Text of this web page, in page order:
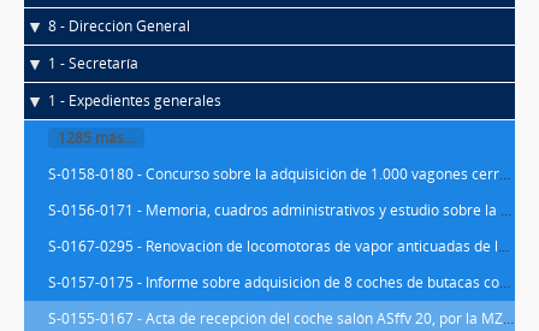
8 - Dirección General
1 - Secretaría
1 - Expedientes generales
1285 más...
S-0158-0180 - Concurso sobre la adquisición de 1.000 vagones cerrados de la serie J y 50 de la serie F para el transporte de fruta y pescado
S-0156-0171 - Memoria, cuadros administrativos y estudio sobre la adquisición de coches, vagones y furgones para ambas redes de la Compañía MZA
S-0167-0295 - Renovación de locomotoras de vapor anticuadas de las compañías MZA, Norte, Andaluces y Oeste
S-0157-0175 - Informe sobre adquisición de 8 coches de butacas con caterrones y concurso para su adquisición
S-0155-0167 - Acta de recepción del coche salón ASffv 20, por la MZA investigando la falta de coches en la Red de MZA, y coste de reparación del coche salón AS 20